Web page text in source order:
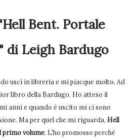
Bent. Portale
di Leigh Bardugo
uscì in libreria e mi piacque molto. Ad
libro della Bardugo. Ho atteso il
anni e quando è uscito mi ci sono
Ma per quel che mi riguarda, Hell
primo volume. L'ho promosso perché